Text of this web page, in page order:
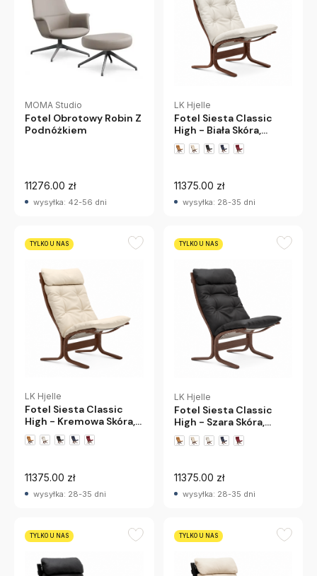
MOMA Studio
Fotel Obrotowy Robin Z
Podnóżkiem
11276.00 zł
wysyłka: 42-56 dni
LK Hjelle
Fotel Siesta Classic
High - Biała Skóra,
Przydymiony Dąb Lk
Hjelle
11375.00 zł
wysyłka: 28-35 dni
TYLKO U NAS
LK Hjelle
Fotel Siesta Classic
High - Kremowa Skóra,
Przydymiony Dąb Lk
Hjelle
11375.00 zł
wysyłka: 28-35 dni
TYLKO U NAS
LK Hjelle
Fotel Siesta Classic
High - Szara Skóra,
Przydymiony Dąb Lk
Hjelle
11375.00 zł
wysyłka: 28-35 dni
TYLKO U NAS TYLKO U NAS